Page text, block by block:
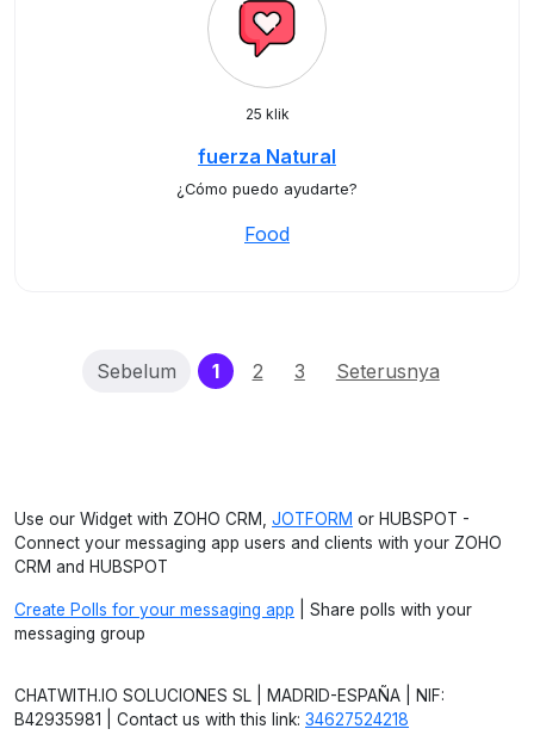
25 klik
fuerza Natural
¿Cómo puedo ayudarte?
Food
Sebelum 1(current)
2 3 Seterusnya
Use our Widget with ZOHO CRM, JOTFORM or HUBSPOT -
Connect your messaging app users and clients with your ZOHO
CRM and HUBSPOT
Create Polls for your messaging app | Share polls with your
messaging group
CHATWITH.IO SOLUCIONES SL | MADRID-ESPAÑA | NIF:
B42935981 | Contact us with this link: 34627524218